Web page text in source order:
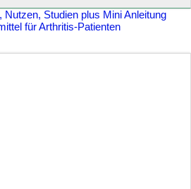
Nutzen, Studien plus Mini Anleitung
für Arthritis-Patienten